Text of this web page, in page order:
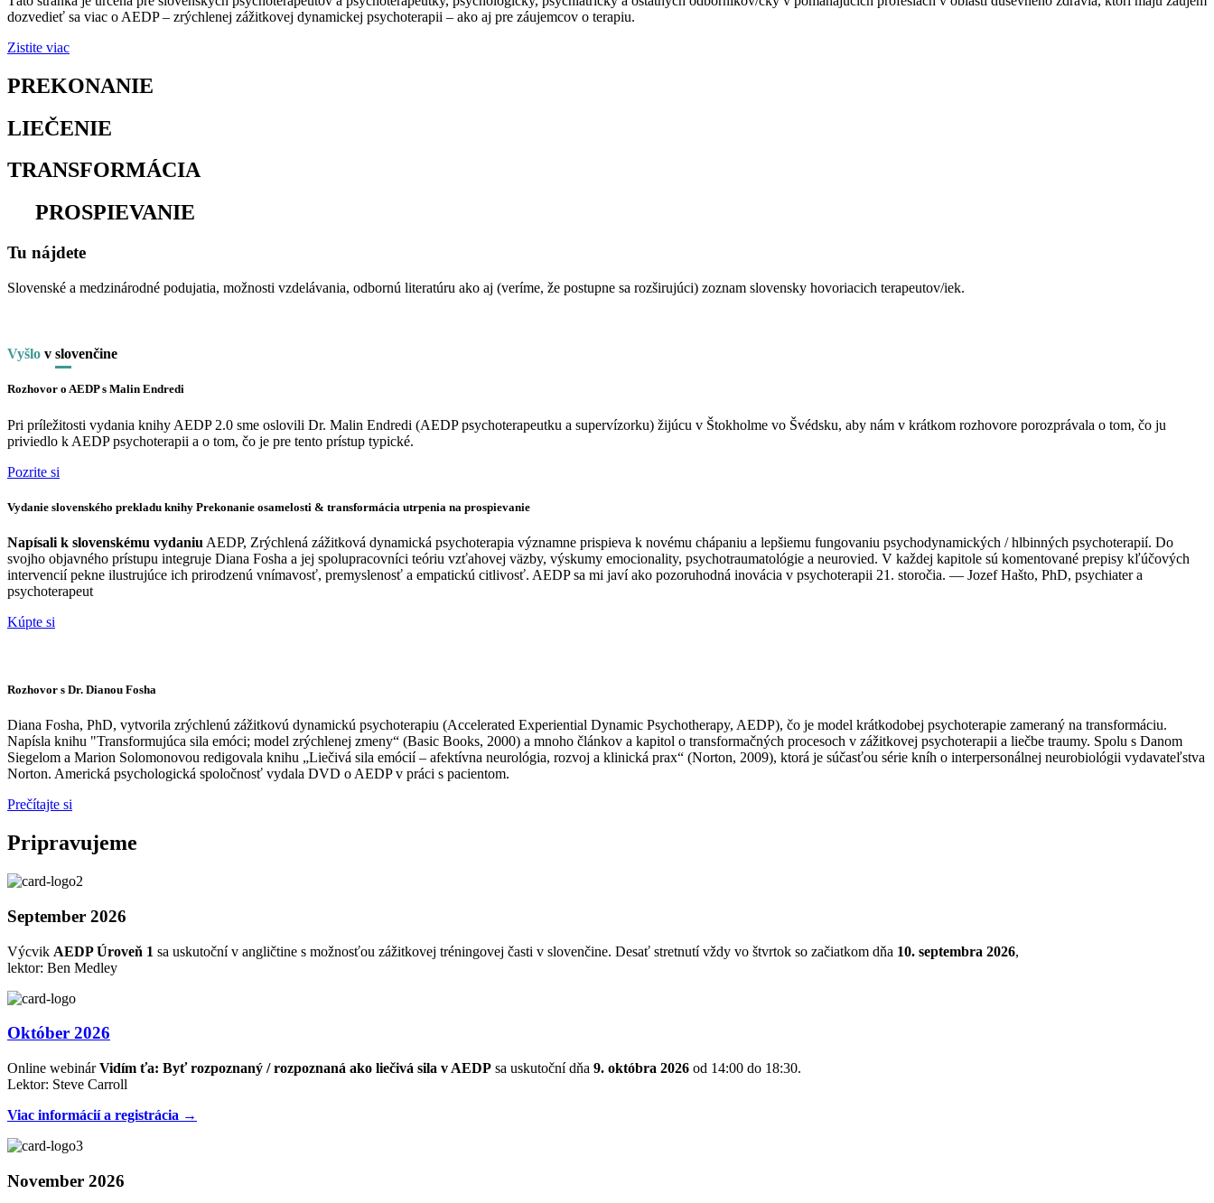
dozvedieť sa viac o AEDP – zrýchlenej zážitkovej dynamickej psychoterapii – ako aj pre záujemcov o terapiu.
Zistite viac
PREKONANIE
LIEČENIE
TRANSFORMÁCIA
PROSPIEVANIE
Tu nájdete
Slovenské a medzinárodné podujatia, možnosti vzdelávania, odbornú literatúru ako aj (veríme, že postupne sa rozširujúci) zoznam slovensky hovoriacich terapeutov/iek.
Vyšlo v slovenčine
Rozhovor o AEDP s Malin Endredi
Pri príležitosti vydania knihy AEDP 2.0 sme oslovili Dr. Malin Endredi (AEDP psychoterapeutku a supervízorku) žijúcu v Štokholme vo Švédsku, aby nám v krátkom rozhovore porozprávala o tom, čo ju
priviedlo k AEDP psychoterapii a o tom, čo je pre tento prístup typické.
Pozrite si
Vydanie slovenského prekladu knihy Prekonanie osamelosti & transformácia utrpenia na prospievanie
Napísali k slovenskému vydaniu AEDP, Zrýchlená zážitková dynamická psychoterapia významne prispieva k novému chápaniu a lepšiemu fungovaniu psychodynamických / hlbinných psychoterapií. Do
svojho objavného prístupu integruje Diana Fosha a jej spolupracovníci teóriu vzťahovej väzby, výskumy emocionality, psychotraumatológie a neurovied. V každej kapitole sú komentované prepisy kľúčových
intervencií pekne ilustrujúce ich prirodzenú vnímavosť, premyslenosť a empatickú citlivosť. AEDP sa mi javí ako pozoruhodná inovácia v psychoterapii 21. storočia. — Jozef Hašto, PhD, psychiater a
psychoterapeut
Kúpte si
Rozhovor s Dr. Dianou Fosha
Diana Fosha, PhD, vytvorila zrýchlenú zážitkovú dynamickú psychoterapiu (Accelerated Experiential Dynamic Psychotherapy, AEDP), čo je model krátkodobej psychoterapie zameraný na transformáciu.
Napísla knihu "Transformujúca sila emóci; model zrýchlenej zmeny“ (Basic Books, 2000) a mnoho článkov a kapitol o transformačných procesoch v zážitkovej psychoterapii a liečbe traumy. Spolu s Danom
Siegelom a Marion Solomonovou redigovala knihu „Liečivá sila emócií – afektívna neurológia, rozvoj a klinická prax“ (Norton, 2009), ktorá je súčasťou série kníh o interpersonálnej neurobiológii vydavateľstva
Norton. Americká psychologická spoločnosť vydala DVD o AEDP v práci s pacientom.
Prečítajte si
Pripravujeme
September 2026
Výcvik AEDP Úroveň 1 sa uskutoční v angličtine s možnosťou zážitkovej tréningovej časti v slovenčine. Desať stretnutí vždy vo štvrtok so začiatkom dňa 10. septembra 2026,
lektor: Ben Medley
Október 2026
Online webinárVidím ťa: Byť rozpoznaný / rozpoznaná ako liečivá sila v AEDP sa uskutoční dňa 9. októbra 2026 od 14:00 do 18:30.
Lektor: Steve Carroll
Viac informácií a registrácia →
November 2026